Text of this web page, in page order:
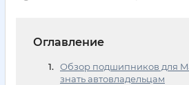
Оглавление
Обзор подшипников для
знать автовладельцам